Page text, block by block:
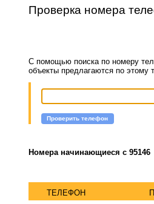
Проверка номера
С помощью поиска по номеру
объекты предлагаются по
Проверить телефон
Номера начинающиеся с 95146
ТЕЛЕФОН